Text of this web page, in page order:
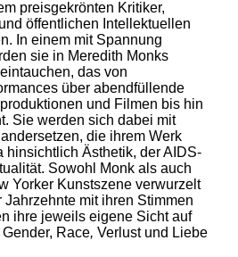
preisgekrönten Kritiker,
öffentlichen Intellektuellen
In einem mit Spannung
sie in Meredith Monks
das von
über abendfüllende
und Filmen bis hin
Sie werden sich dabei mit
die ihrem Werk
hinsichtlich Ästhetik, der AIDS-
Sowohl Monk als auch
Yorker Kunstszene verwurzelt
mit ihren Stimmen
ihre jeweils eigene Sicht auf
Race, Verlust und Liebe